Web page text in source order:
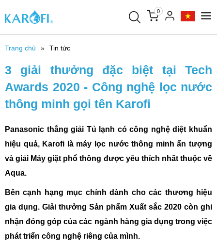
0
Trang chủ Tin tức
3 giải thưởng đặc biệt tại Tech
Awards 2020 - Công nghệ lọc nước
thông minh gọi tên Karofi
Panasonic thắng giải Tủ lạnh có công nghệ diệt khuẩn
hiệu quả, Karofi là máy lọc nước thông minh ấn tượng
và giải Máy giặt phổ thông được yêu thích nhất thuộc về
Aqua.
Bên cạnh hạng mục chính dành cho các thương hiệu
gia dụng. Giải thưởng Sản phẩm Xuất sắc 2020 còn ghi
nhận đóng góp của các ngành hàng gia dụng trong việc
phát triển công nghệ riêng của mình.